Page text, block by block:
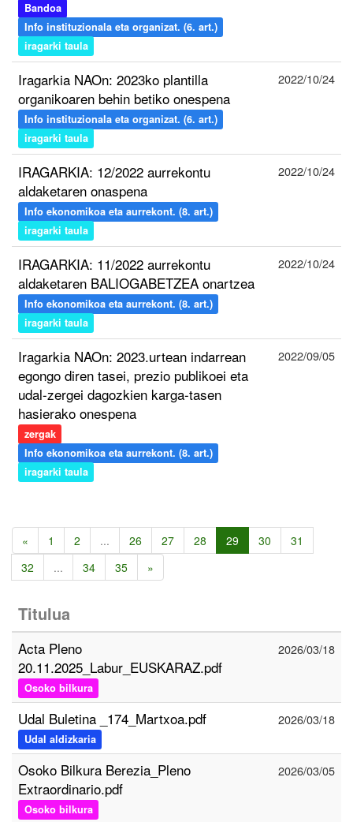
Bandoa
Info instituzionala eta organizat. (6. art.)
iragarki taula
Iragarkia NAOn: 2023ko plantilla
organikoaren behin betiko onespena
Info instituzionala eta organizat. (6. art.)
iragarki taula
2022/10/24
IRAGARKIA: 12/2022 aurrekontu
aldaketaren onaspena
Info ekonomikoa eta aurrekont. (8. art.)
iragarki taula
2022/10/24
IRAGARKIA: 11/2022 aurrekontu
aldaketaren BALIOGABETZEA onartzea
Info ekonomikoa eta aurrekont. (8. art.)
iragarki taula
2022/10/24
Iragarkia NAOn: 2023.urtean indarrean
egongo diren tasei, prezio publikoei eta
udal-zergei dagozkien karga-tasen
hasierako onespena
zergak
Info ekonomikoa eta aurrekont. (8. art.)
iragarki taula
2022/09/05
« 1 2 ... 26 27 28 29 30
31
32
... 34 35 »
Titulua
Acta Pleno
20.11.2025_Labur_EUSKARAZ.pdf
Osoko bilkura
2026/03/18
Udal Buletina _174_Martxoa.pdf
Udal aldizkaria
2026/03/18
Osoko Bilkura Berezia_Pleno
Extraordinario.pdf
Osoko bilkura
2026/03/05